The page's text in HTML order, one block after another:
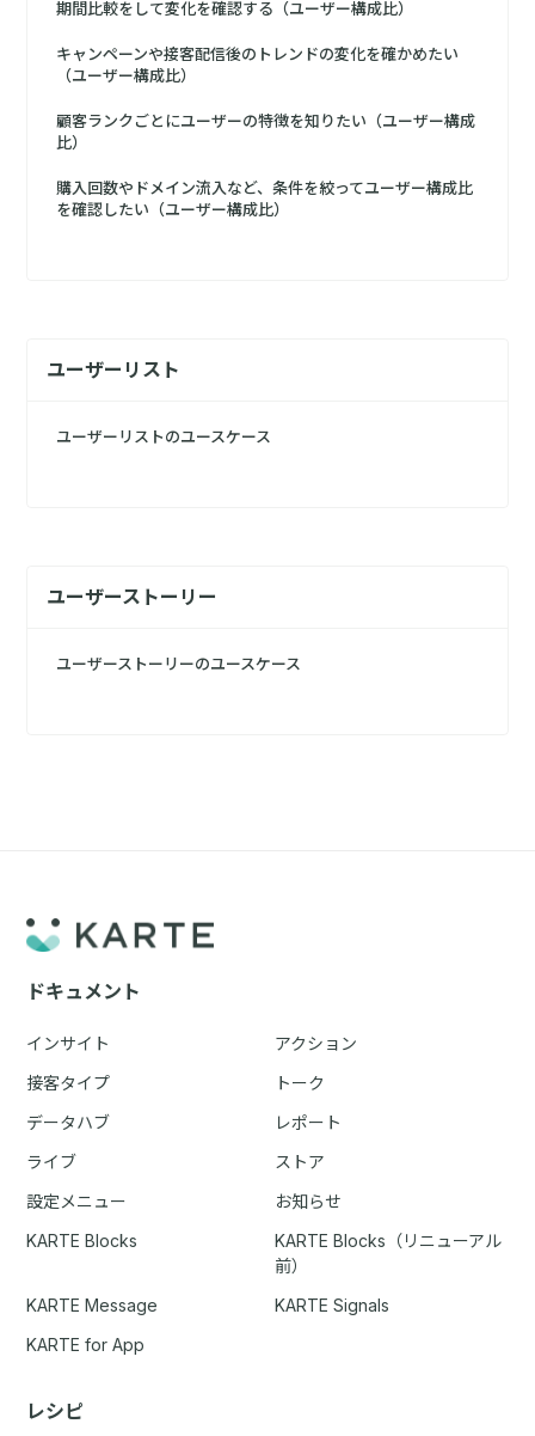
期間比較をして変化を確認する（ユーザー構成比）
キャンペーンや接客配信後のトレンドの変化を確かめたい
（ユーザー構成比）
顧客ランクごとにユーザーの特徴を知りたい（ユーザー構成
比）
購入回数やドメイン流入など、条件を絞ってユーザー構成比
を確認したい（ユーザー構成比）
ユーザーリスト
ユーザーリストのユースケース
ユーザーストーリー
ユーザーストーリーのユースケース
ドキュメント
インサイト
アクション
接客タイプ
トーク
データハブ
レポート
ライブ
ストア
設定メニュー
お知らせ
KARTE Blocks
KARTE Blocks（リニューアル
前）
KARTE Message
KARTE Signals
KARTE for App
レシピ